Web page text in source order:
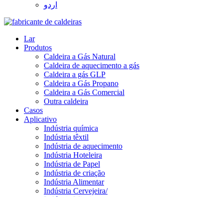
اردو
Lar
Produtos
Caldeira a Gás Natural
Caldeira de aquecimento a gás
Caldeira a gás GLP
Caldeira a Gás Propano
Caldeira a Gás Comercial
Outra caldeira
Casos
Aplicativo
Indústria química
Indústria têxtil
Indústria de aquecimento
Indústria Hoteleira
Indústria de Papel
Indústria de criação
Indústria Alimentar
Indústria Cervejeira/